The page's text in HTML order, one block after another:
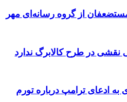
مستضعفان از گروه رسانه‌ای مهر
در طرح کالابرگ ندارد
ادعای ترامپ درباره تورم